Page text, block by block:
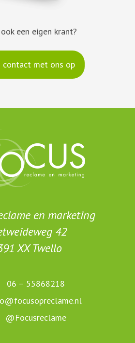
een eigen krant?
contact met ons op
en marketing
42
XX Twello
06 – 55868218
@Focusreclame